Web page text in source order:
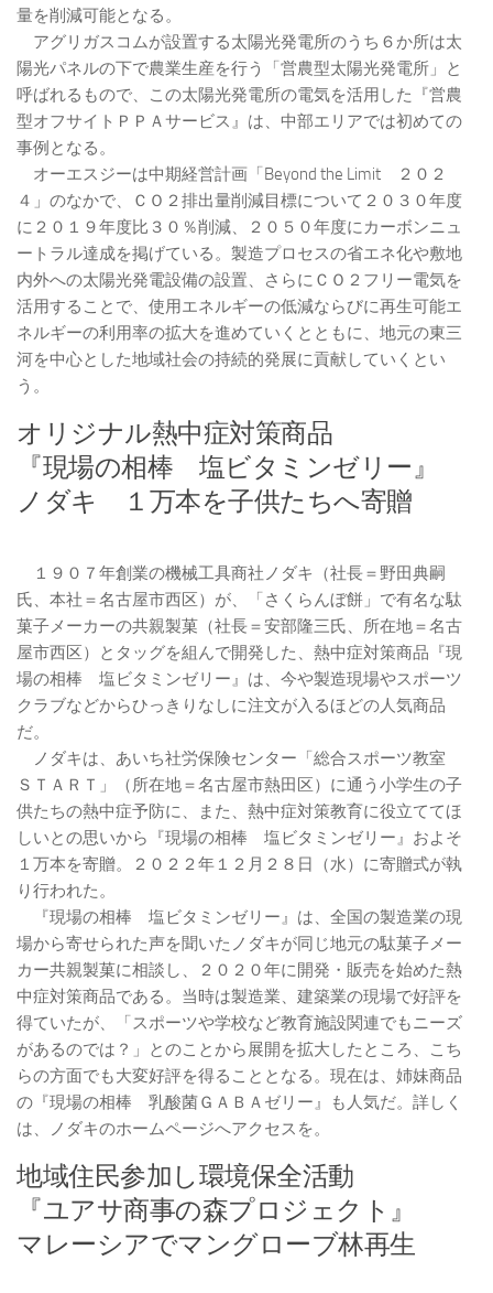
量を削減可能となる。
アグリガスコムが設置する太陽光発電所のうち６か所は太
陽光パネルの下で農業生産を行う「営農型太陽光発電所」と
呼ばれるもので、この太陽光発電所の電気を活用した『営農
型オフサイトＰＰＡサービス』は、中部エリアでは初めての
事例となる。
オーエスジーは中期経営計画「Beyond the Limit ２０２
４」のなかで、ＣＯ２排出量削減目標について２０３０年度
に２０１９年度比３０％削減、２０５０年度にカーボンニュ
ートラル達成を掲げている。製造プロセスの省エネ化や敷地
内外への太陽光発電設備の設置、さらにＣＯ２フリー電気を
活用することで、使用エネルギーの低減ならびに再生可能エ
ネルギーの利用率の拡大を進めていくとともに、地元の東三
河を中心とした地域社会の持続的発展に貢献していくとい
う。
オリジナル熱中症対策商品
『現場の相棒 塩ビタミンゼリー』
ノダキ １万本を子供たちへ寄贈
１９０７年創業の機械工具商社ノダキ（社長＝野田典嗣
氏、本社＝名古屋市西区）が、「さくらんぼ餅」で有名な駄
菓子メーカーの共親製菓（社長＝安部隆三氏、所在地＝名古
屋市西区）とタッグを組んで開発した、熱中症対策商品『現
場の相棒 塩ビタミンゼリー』は、今や製造現場やスポーツ
クラブなどからひっきりなしに注文が入るほどの人気商品
だ。
ノダキは、あいち社労保険センター「総合スポーツ教室
ＳＴＡＲＴ」（所在地＝名古屋市熱田区）に通う小学生の子
供たちの熱中症予防に、また、熱中症対策教育に役立ててほ
しいとの思いから『現場の相棒 塩ビタミンゼリー』およそ
１万本を寄贈。２０２２年１２月２８日（水）に寄贈式が執
り行われた。
『現場の相棒 塩ビタミンゼリー』は、全国の製造業の現
場から寄せられた声を聞いたノダキが同じ地元の駄菓子メー
カー共親製菓に相談し、２０２０年に開発・販売を始めた熱
中症対策商品である。当時は製造業、建築業の現場で好評を
得ていたが、「スポーツや学校など教育施設関連でもニーズ
があるのでは？」とのことから展開を拡大したところ、こち
らの方面でも大変好評を得ることとなる。現在は、姉妹商品
の『現場の相棒 乳酸菌ＧＡＢＡゼリー』も人気だ。詳しく
は、ノダキのホームページへアクセスを。
地域住民参加し環境保全活動
『ユアサ商事の森プロジェクト』
マレーシアでマングローブ林再生